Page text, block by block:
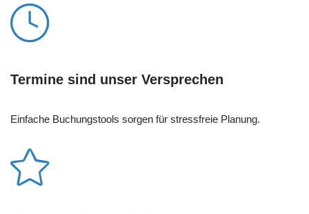
Termine sind unser Versprechen
Einfache Buchungstools sorgen für stressfreie Planung.